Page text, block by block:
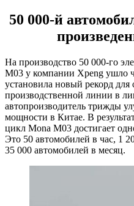
50 000-й
На производство 50 000-го
M03 у компании Xpeng ушло
установила новый рекорд для
производственной линии в
автопроизводитель трижды
мощности в Китае. В
цикл Mona M03 достигает
Это 50 автомобилей в час, 1
35 000 автомобилей в месяц.